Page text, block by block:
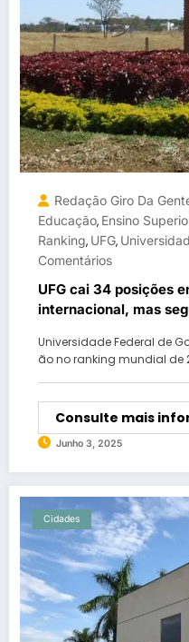
Redação Giro Da
Educação, Ensino
Ranking, UFG,
Comentários
UFG cai 34 posições
internacional, mas
Universidade Federal de
ão no ranking mundial de
Consulte mais
Junho 3, 2025
Cidades